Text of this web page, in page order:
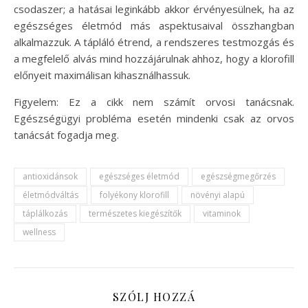
csodaszer; a hatásai leginkább akkor érvényesülnek, ha az
egészséges életmód más aspektusaival összhangban
alkalmazzuk. A tápláló étrend, a rendszeres testmozgás és
a megfelelő alvás mind hozzájárulnak ahhoz, hogy a klorofill
előnyeit maximálisan kihasználhassuk.
Figyelem: Ez a cikk nem számít orvosi tanácsnak.
Egészségügyi probléma esetén mindenki csak az orvos
tanácsát fogadja meg.
antioxidánsok egészséges életmód
egészségmegőrzés
életmódváltás
folyékony klorofill
növényi alapú
táplálkozás
természetes kiegészítők
vitaminok
wellness
SZÓLJ HOZZÁ